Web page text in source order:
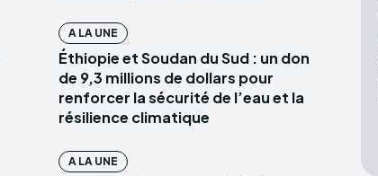
A LA UNE
Éthiopie et Soudan du Sud : un don
de 9,3 millions de dollars pour
renforcer la sécurité de l’eau et la
résilience climatique
A LA UNE